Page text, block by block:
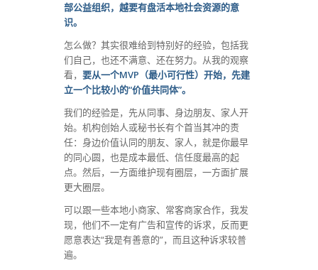
部公益组织，越要有盘活本地社会资源的意
识。
怎么做？其实很难给到特别好的经验，包括我
们自己，也还不满意、还在努力。从我的观察
看， 要从一个MVP（最小可行性）开始，先建
立一个比较小的“价值共同体”。
我们的经验是，先从同事、身边朋友、家人开
始。机构创始人或秘书长有个首当其冲的责
任：身边价值认同的朋友、家人，就是你最早
的同心圆，也是成本最低、信任度最高的起
点。然后，一方面维护现有圈层，一方面扩展
更大圈层。
可以跟一些本地小商家、常客商家合作，我发
现，他们不一定有广告和宣传的诉求，反而更
愿意表达“我是有善意的”，而且这种诉求较普
遍。